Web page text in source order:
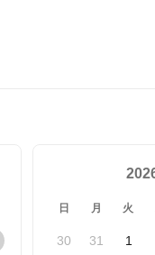
日 月 火
30 31 1